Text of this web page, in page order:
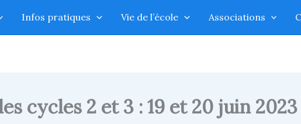
Infos pratiques Vie de l’école Associations
cycles 2 et 3 : 19 et 20 juin